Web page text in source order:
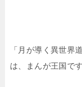
「月が導く異世界
は、まんが王国です